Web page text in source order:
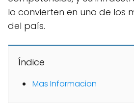
lo convierten en uno de los
del país.
Índice
Mas Informacion